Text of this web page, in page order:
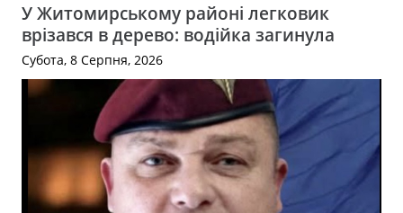
У Житомирському районі легковик
врізався в дерево: водійка загинула
Субота, 8 Серпня, 2026